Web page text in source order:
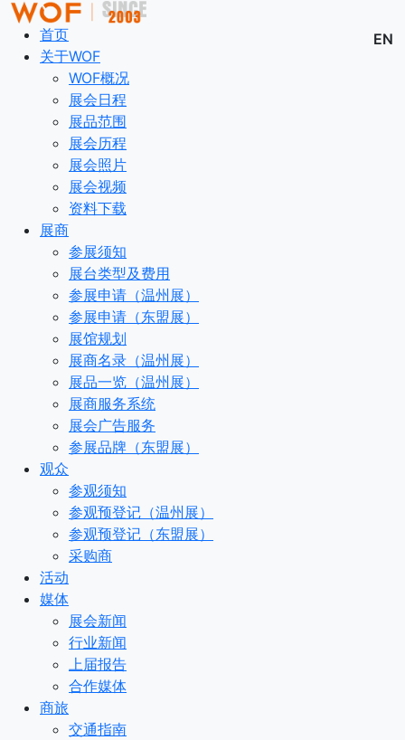
EN
首页
关于WOF
WOF概况
展会日程
展品范围
展会历程
展会照片
展会视频
资料下载
展商
参展须知
展台类型及费用
参展申请（温州展）
参展申请（东盟展）
展馆规划
展商名录（温州展）
展品一览（温州展）
展商服务系统
展会广告服务
参展品牌（东盟展）
观众
参观须知
参观预登记（温州展）
参观预登记（东盟展）
采购商
活动
媒体
展会新闻
行业新闻
上届报告
合作媒体
商旅
交通指南